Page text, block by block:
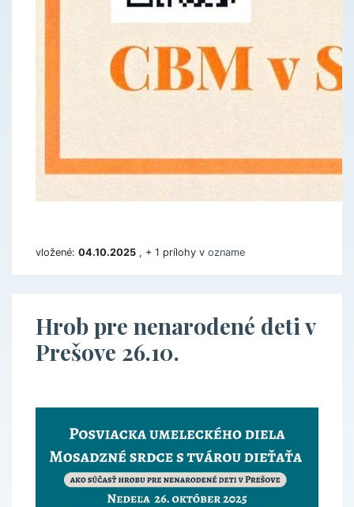
vložené: 04.10.2025 , + 1 prílohy v ozname
Hrob pre nenarodené deti v
Prešove 26.10.